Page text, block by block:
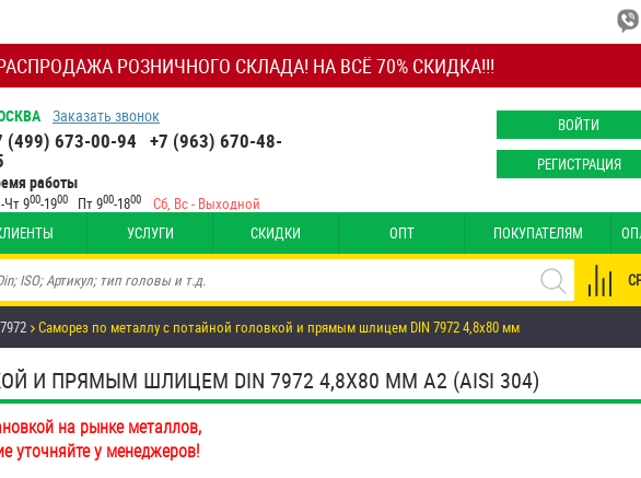
РОЗНИЧНОГО СКЛАДА! НА ВСЁ 70% СКИДКА!!!
Заказать звонок
(499) 673-00-94 +7 (963) 670-48-
работы
Чт 900-1900 Пт 900-1800 Сб, Вс - Выходной
ВОЙТИ
РЕГИСТРАЦИЯ
УСЛУГИ СКИДКИ ОПТ ПОКУПАТЕЛЯМ
Саморез по металлу с потайной головкой и прямым шлицем DIN 7972 4,8х80 мм
И ПРЯМЫМ ШЛИЦЕМ DIN 7972 4,8Х80 ММ А2 (AISI 304)
на рынке металлов,
уточняйте у менеджеров!